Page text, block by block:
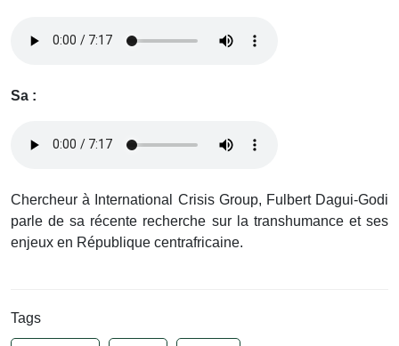
Sa :
Chercheur à International Crisis Group, Fulbert Dagui-Godi
parle de sa récente recherche sur la transhumance et ses
enjeux en République centrafricaine.
Tags